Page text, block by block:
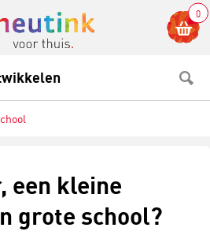
0
een kleine
grote school?